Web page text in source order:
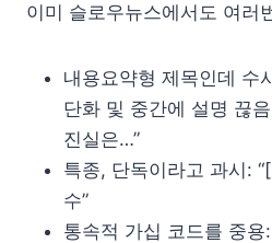
이미 슬로우뉴스에서도 여러
내용요약형 제목인데 수
단화 및 중간에 설명 끊
진실은…”
특종, 단독이라고 과시:
수”
통속적 가십 코드를 중